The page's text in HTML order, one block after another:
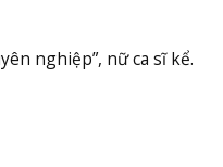
nghiệp”, nữ ca sĩ kể.